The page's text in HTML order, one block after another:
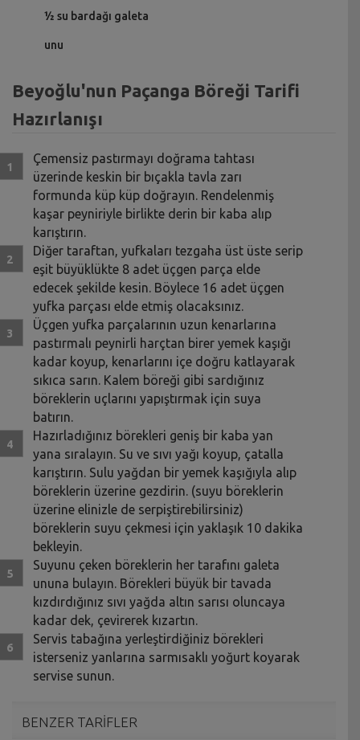
½ su bardağı galeta
unu
Beyoğlu'nun Paçanga Böreği Tarifi
Hazırlanışı
Çemensiz pastırmayı doğrama tahtası
üzerinde keskin bir bıçakla tavla zarı
formunda küp küp doğrayın. Rendelenmiş
kaşar peyniriyle birlikte derin bir kaba alıp
karıştırın.
Diğer taraftan, yufkaları tezgaha üst üste serip
eşit büyüklükte 8 adet üçgen parça elde
edecek şekilde kesin. Böylece 16 adet üçgen
yufka parçası elde etmiş olacaksınız.
Üçgen yufka parçalarının uzun kenarlarına
pastırmalı peynirli harçtan birer yemek kaşığı
kadar koyup, kenarlarını içe doğru katlayarak
sıkıca sarın. Kalem böreği gibi sardığınız
böreklerin uçlarını yapıştırmak için suya
batırın.
Hazırladığınız börekleri geniş bir kaba yan
yana sıralayın. Su ve sıvı yağı koyup, çatalla
karıştırın. Sulu yağdan bir yemek kaşığıyla alıp
böreklerin üzerine gezdirin. (suyu böreklerin
üzerine elinizle de serpiştirebilirsiniz)
böreklerin suyu çekmesi için yaklaşık 10 dakika
bekleyin.
Suyunu çeken böreklerin her tarafını galeta
ununa bulayın. Börekleri büyük bir tavada
kızdırdığınız sıvı yağda altın sarısı oluncaya
kadar dek, çevirerek kızartın.
Servis tabağına yerleştirdiğiniz börekleri
isterseniz yanlarına sarmısaklı yoğurt koyarak
servise sunun.
BENZER TARİFLER